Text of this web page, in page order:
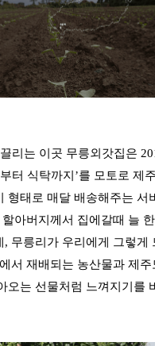
리는 이곳 무릉외갓집은
터 식탁까지’를 모토로 제
형태로 매달 배송해주는 서
아버지께서 집에갈때 늘
, 무릉리가 우리에게 그렇게
서 재배되는 농산물과 제
오는 선물처럼 느껴지기를